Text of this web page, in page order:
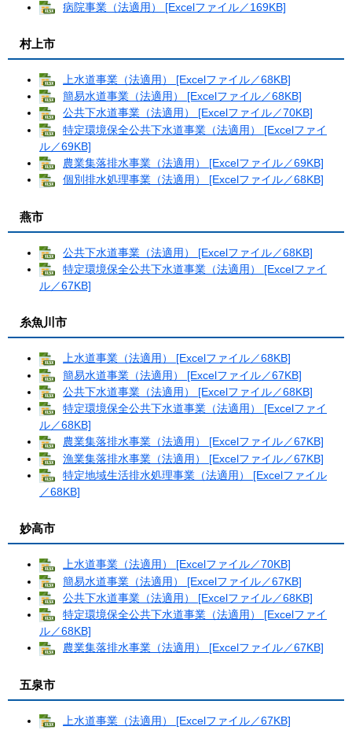
病院事業（法適用） [Excelファイル／169KB]
村上市
上水道事業（法適用） [Excelファイル／68KB]
簡易水道事業（法適用） [Excelファイル／68KB]
公共下水道事業（法適用） [Excelファイル／70KB]
特定環境保全公共下水道事業（法適用） [Excelファイ
ル／69KB]
農業集落排水事業（法適用） [Excelファイル／69KB]
個別排水処理事業（法適用） [Excelファイル／68KB]
燕市
公共下水道事業（法適用） [Excelファイル／68KB]
特定環境保全公共下水道事業（法適用） [Excelファイ
ル／67KB]
糸魚川市
上水道事業（法適用） [Excelファイル／68KB]
簡易水道事業（法適用） [Excelファイル／67KB]
公共下水道事業（法適用） [Excelファイル／68KB]
特定環境保全公共下水道事業（法適用） [Excelファイ
ル／68KB]
農業集落排水事業（法適用） [Excelファイル／67KB]
漁業集落排水事業（法適用） [Excelファイル／67KB]
特定地域生活排水処理事業（法適用） [Excelファイル
／68KB]
妙高市
上水道事業（法適用） [Excelファイル／70KB]
簡易水道事業（法適用） [Excelファイル／67KB]
公共下水道事業（法適用） [Excelファイル／68KB]
特定環境保全公共下水道事業（法適用） [Excelファイ
ル／68KB]
農業集落排水事業（法適用） [Excelファイル／67KB]
五泉市
上水道事業（法適用） [Excelファイル／67KB]